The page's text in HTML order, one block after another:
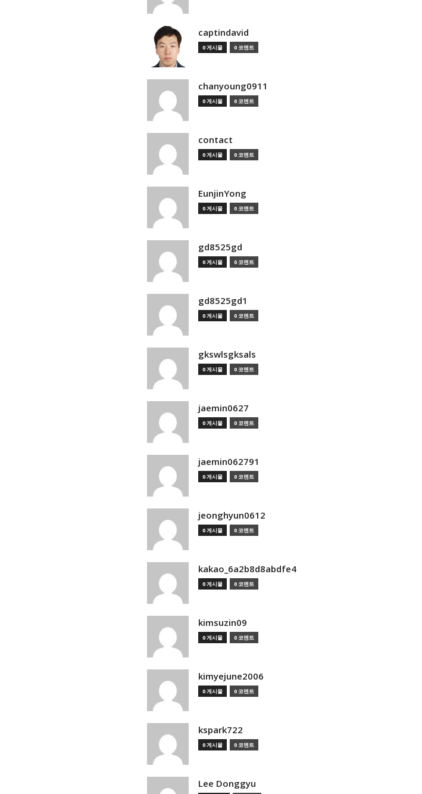
captindavid
0 게시물 0 코멘트
chanyoung0911
0 게시물 0 코멘트
contact
0 게시물 0 코멘트
EunjinYong
0 게시물 0 코멘트
gd8525gd
0 게시물 0 코멘트
gd8525gd1
0 게시물 0 코멘트
gkswlsgksals
0 게시물 0 코멘트
jaemin0627
0 게시물 0 코멘트
jaemin062791
0 게시물 0 코멘트
jeonghyun0612
0 게시물 0 코멘트
kakao_6a2b8d8abdfe4
0 게시물 0 코멘트
kimsuzin09
0 게시물 0 코멘트
kimyejune2006
0 게시물 0 코멘트
kspark722
0 게시물 0 코멘트
Lee Donggyu